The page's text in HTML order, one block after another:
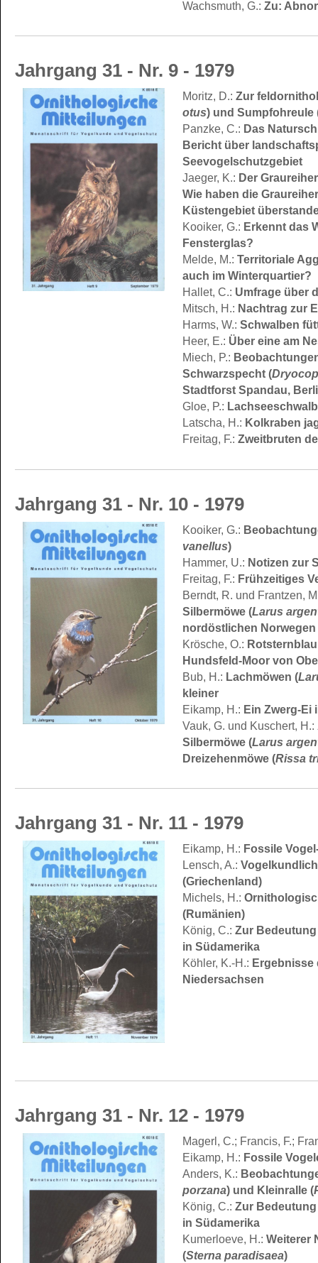
Wachsmuth, G.: Zu:
Jahrgang 31 - Nr. 9 - 1979
Moritz, D.: Zur
otus) und Sumpfohreule
Panzke, C.: Das
Bericht über
Seevogelschutzgebiet
Jaeger, K.: Der
Wie haben die
Küstengebiet
Kooiker, G.: Erkennt das
Fensterglas?
Melde, M.: Territoriale
auch im Winterquartier?
Hallet, C.: Umfrage über
Mitsch, H.: Nachtrag zur
Harms, W.: Schwalben
Heer, E.: Über eine am
Miech, P.:
Schwarzspecht (
Stadtforst Spandau,
Gloe, P.:
Latscha, H.: Kolkraben
Freitag, F.: Zweitbruten
Jahrgang 31 - Nr. 10 - 1979
Kooiker, G.:
vanellus)
Hammer, U.: Notizen zur
Freitag, F.: Frühzeitiges
Berndt, R. und Frantzen,
Silbermöwe (Larus
nordöstlichen Norwegen
Krösche, O.:
Hundsfeld-Moor von
Bub, H.: Lachmöwen (
kleiner
Eikamp, H.: Ein Zwerg-Ei
Vauk, G. und Kuschert, H.:
Silbermöwe (Larus
Dreizehenmöwe (Rissa
Jahrgang 31 - Nr. 11 - 1979
Eikamp, H.: Fossile
Lensch, A.:
(Griechenland)
Michels, H.:
(Rumänien)
König, C.: Zur
in Südamerika
Köhler, K.-H.: Ergebnisse
Niedersachsen
Jahrgang 31 - Nr. 12 - 1979
Magerl, C.; Francis, F.;
Eikamp, H.: Fossile
Anders, K.:
porzana) und Kleinralle (
König, C.: Zur
in Südamerika
Kumerloeve, H.: Weiterer
(Sterna paradisaea)